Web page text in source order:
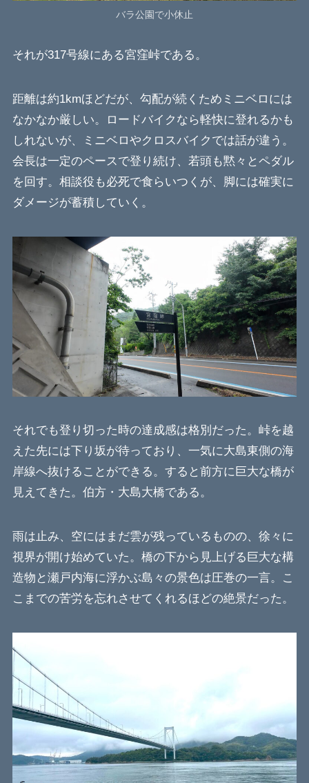
バラ公園で小休止
それが317号線にある宮窪峠である。
距離は約1kmほどだが、勾配が続くためミニベロには
なかなか厳しい。ロードバイクなら軽快に登れるかも
しれないが、ミニベロやクロスバイクでは話が違う。
会長は一定のペースで登り続け、若頭も黙々とペダル
を回す。相談役も必死で食らいつくが、脚には確実に
ダメージが蓄積していく。
それでも登り切った時の達成感は格別だった。峠を越
えた先には下り坂が待っており、一気に大島東側の海
岸線へ抜けることができる。すると前方に巨大な橋が
見えてきた。伯方・大島大橋である。
雨は止み、空にはまだ雲が残っているものの、徐々に
視界が開け始めていた。橋の下から見上げる巨大な構
造物と瀬戸内海に浮かぶ島々の景色は圧巻の一言。こ
こまでの苦労を忘れさせてくれるほどの絶景だった。